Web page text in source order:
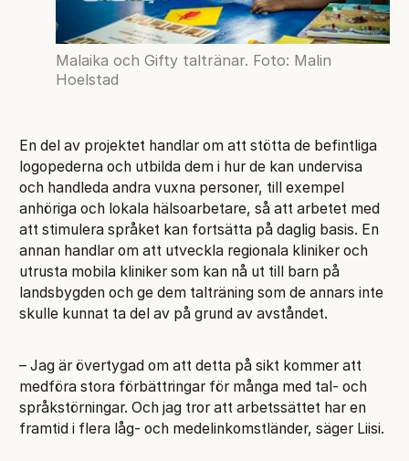
Malaika och Gifty taltränar. Foto: Malin
Hoelstad
En del av projektet handlar om att stötta de befintliga
logopederna och utbilda dem i hur de kan undervisa
och handleda andra vuxna personer, till exempel
anhöriga och lokala hälsoarbetare, så att arbetet med
att stimulera språket kan fortsätta på daglig basis. En
annan handlar om att utveckla regionala kliniker och
utrusta mobila kliniker som kan nå ut till barn på
landsbygden och ge dem talträning som de annars inte
skulle kunnat ta del av på grund av avståndet.
– Jag är övertygad om att detta på sikt kommer att
medföra stora förbättringar för många med tal- och
språkstörningar. Och jag tror att arbetssättet har en
framtid i flera låg- och medelinkomstländer, säger Liisi.